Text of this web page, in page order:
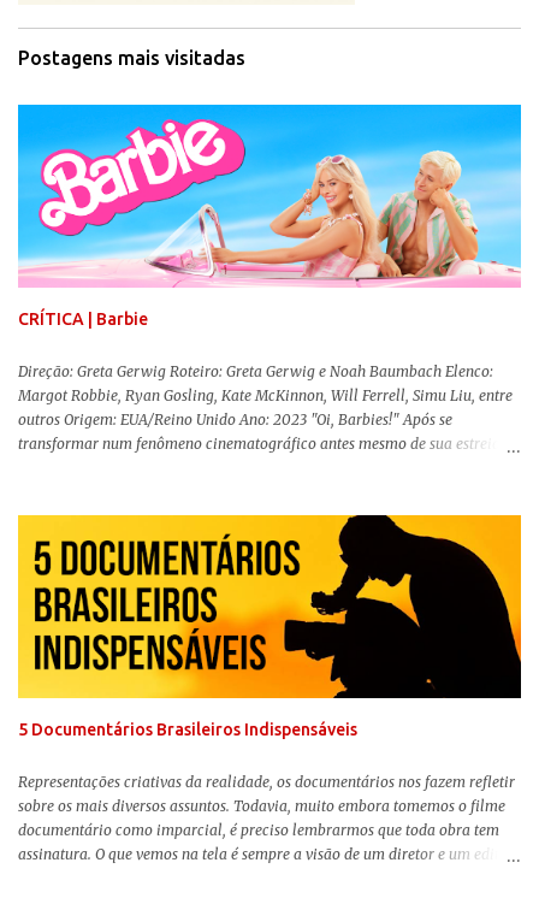
Postagens mais visitadas
CRÍTICA | Barbie
Direção: Greta Gerwig Roteiro: Greta Gerwig e Noah Baumbach Elenco:
Margot Robbie, Ryan Gosling, Kate McKinnon, Will Ferrell, Simu Liu, entre
outros Origem: EUA/Reino Unido Ano: 2023 "Oi, Barbies!" Após se
transformar num fenômeno cinematográfico antes mesmo de sua estreia,
lançamento, posso afirmar que o longa, dirigido por Greta Gerwig (
Adoráveis Mulheres ) prometeu tudo e entregou mais ainda, se provando o
filme do ano até aqui. Repleto de criatividade, humor e sem medo de não se
levar a sério, a produção aborda temas complexos com críticas potentes. Já
conhecida por sua filmografia feminista, Gerwig traz uma reflexão de
como a Barbie se encaixa no mundo moderno, desenvolvendo a
importância e o impacto, positivo ou negativo, da boneca na vida das
pessoas. Isso tudo com um sentimento de nostalgia multigeracional. Na
5 Documentários Brasileiros Indispensáveis
Representações criativas da realidade, os documentários nos fazem refletir
sobre os mais diversos assuntos. Todavia, muito embora tomemos o filme
documentário como imparcial, é preciso lembrarmos que toda obra tem
assinatura. O que vemos na tela é sempre a visão de um diretor e um editor